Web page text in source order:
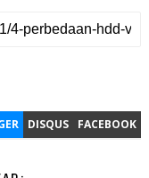
DISQUS FACEBOOK